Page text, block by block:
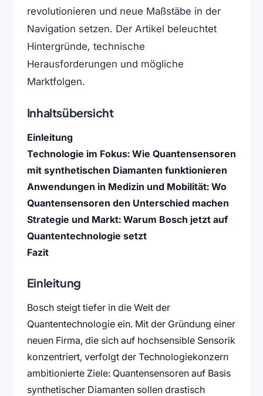
revolutionieren und neue Maßstäbe in der
Navigation setzen. Der Artikel beleuchtet
Hintergründe, technische
Herausforderungen und mögliche
Marktfolgen.
Inhaltsübersicht
Einleitung
Technologie im Fokus: Wie Quantensensoren
mit synthetischen Diamanten funktionieren
Anwendungen in Medizin und Mobilität: Wo
Quantensensoren den Unterschied machen
Strategie und Markt: Warum Bosch jetzt auf
Quantentechnologie setzt
Fazit
Einleitung
Bosch steigt tiefer in die Welt der
Quantentechnologie ein. Mit der Gründung einer
neuen Firma, die sich auf hochsensible Sensorik
konzentriert, verfolgt der Technologiekonzern
ambitionierte Ziele: Quantensensoren auf Basis
synthetischer Diamanten sollen drastisch